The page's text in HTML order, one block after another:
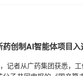
药创制AI智能体项目
记者从广药集团获悉，